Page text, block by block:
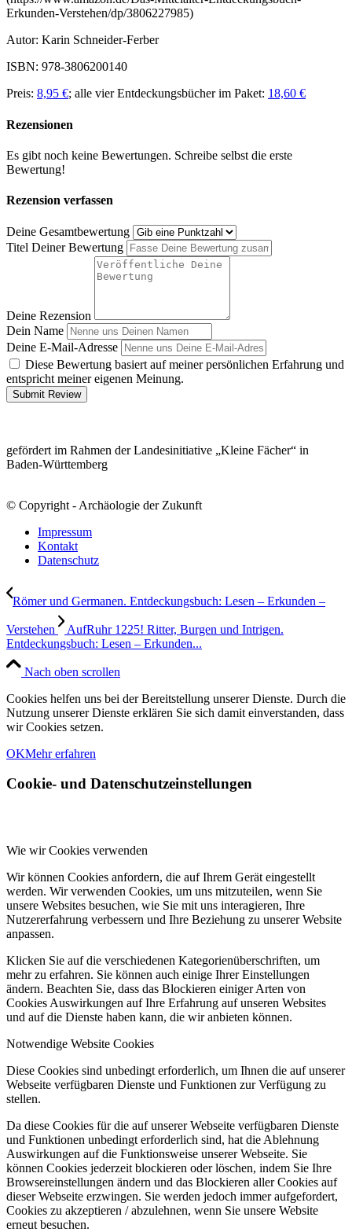
Erkunden-Verstehen/dp/3806227985)
Autor: Karin Schneider-Ferber
ISBN: 978-3806200140
Preis: 8,95 €; alle vier Entdeckungsbücher im Paket: 18,60 €
Rezensionen
Es gibt noch keine Bewertungen. Schreibe selbst die erste
Bewertung!
Rezension verfassen
Deine Gesamtbewertung
Titel Deiner Bewertung
Deine Rezension
Dein Name
Deine E-Mail-Adresse
Diese Bewertung basiert auf meiner persönlichen Erfahrung und
entspricht meiner eigenen Meinung.
Submit Review
gefördert im Rahmen der Landesinitiative „Kleine Fächer“ in
Baden-Württemberg
© Copyright - Archäologie der Zukunft
Impressum
Kontakt
Datenschutz
Römer und Germanen. Entdeckungsbuch: Lesen – Erkunden –
Verstehen
AufRuhr 1225! Ritter, Burgen und Intrigen.
Entdeckungsbuch: Lesen – Erkunden...
Nach oben scrollen
Cookies helfen uns bei der Bereitstellung unserer Dienste. Durch die
Nutzung unserer Dienste erklären Sie sich damit einverstanden, dass
wir Cookies setzen.
OKMehr erfahren
Cookie- und Datenschutzeinstellungen
Wie wir Cookies verwenden
Wir können Cookies anfordern, die auf Ihrem Gerät eingestellt
werden. Wir verwenden Cookies, um uns mitzuteilen, wenn Sie
unsere Websites besuchen, wie Sie mit uns interagieren, Ihre
Nutzererfahrung verbessern und Ihre Beziehung zu unserer Website
anpassen.
Klicken Sie auf die verschiedenen Kategorienüberschriften, um
mehr zu erfahren. Sie können auch einige Ihrer Einstellungen
ändern. Beachten Sie, dass das Blockieren einiger Arten von
Cookies Auswirkungen auf Ihre Erfahrung auf unseren Websites
und auf die Dienste haben kann, die wir anbieten können.
Notwendige Website Cookies
Diese Cookies sind unbedingt erforderlich, um Ihnen die auf unserer
Webseite verfügbaren Dienste und Funktionen zur Verfügung zu
stellen.
Da diese Cookies für die auf unserer Webseite verfügbaren Dienste
und Funktionen unbedingt erforderlich sind, hat die Ablehnung
Auswirkungen auf die Funktionsweise unserer Webseite. Sie
können Cookies jederzeit blockieren oder löschen, indem Sie Ihre
Browsereinstellungen ändern und das Blockieren aller Cookies auf
dieser Webseite erzwingen. Sie werden jedoch immer aufgefordert,
Cookies zu akzeptieren / abzulehnen, wenn Sie unsere Website
erneut besuchen.